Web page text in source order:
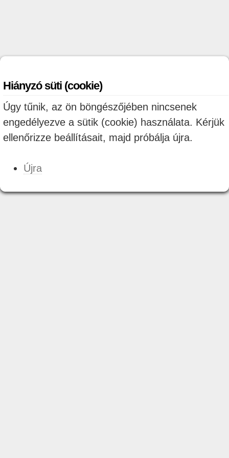
Hiányzó süti (cookie)
Úgy tűnik, az ön böngészőjében nincsenek
engedélyezve a sütik (cookie) használata. Kérjük
ellenőrizze beállításait, majd próbálja újra.
Újra